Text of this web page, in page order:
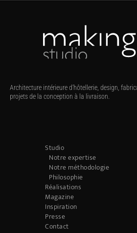
Architecture intérieure d’hôtellerie, design,
projets de la conception à la livraison.
Studio
Notre expertise
Notre méthodologie
Philosophie
Réalisations
Magazine
Inspiration
Presse
Contact